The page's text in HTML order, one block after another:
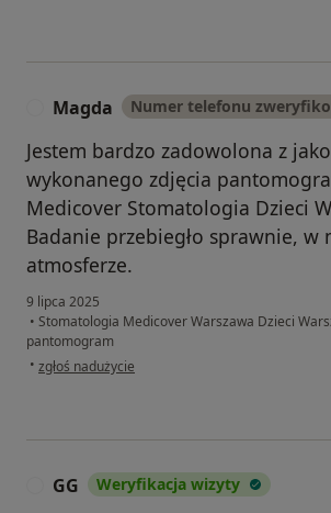
Magda Numer telefonu
Jestem bardzo zadowolona z
wykonanego zdjęcia
Medicover Stomatologia Dzieci
Badanie przebiegło sprawnie, w
atmosferze.
9 lipca 2025
• Stomatologia Medicover Warszawa Dzieci
pantomogram
• w opinii użytkownika Magda
zgłoś nadużycie
GG Weryfikacja wizyty